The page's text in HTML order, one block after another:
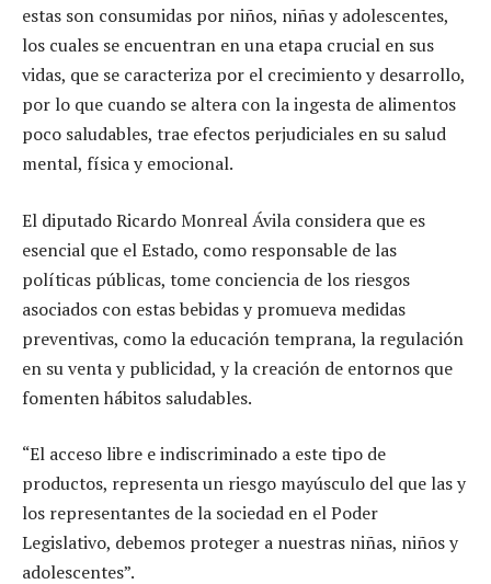
estas son consumidas por niños, niñas y adolescentes,
los cuales se encuentran en una etapa crucial en sus
vidas, que se caracteriza por el crecimiento y desarrollo,
por lo que cuando se altera con la ingesta de alimentos
poco saludables, trae efectos perjudiciales en su salud
mental, física y emocional.
El diputado Ricardo Monreal Ávila considera que es
esencial que el Estado, como responsable de las
políticas públicas, tome conciencia de los riesgos
asociados con estas bebidas y promueva medidas
preventivas, como la educación temprana, la regulación
en su venta y publicidad, y la creación de entornos que
fomenten hábitos saludables.
“El acceso libre e indiscriminado a este tipo de
productos, representa un riesgo mayúsculo del que las y
los representantes de la sociedad en el Poder
Legislativo, debemos proteger a nuestras niñas, niños y
adolescentes”.